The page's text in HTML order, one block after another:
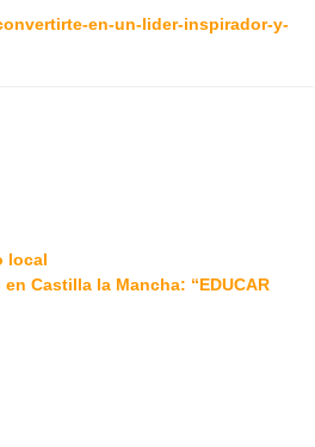
en-un-lider-inspirador-y-
local
Castilla la Mancha: “EDUCAR